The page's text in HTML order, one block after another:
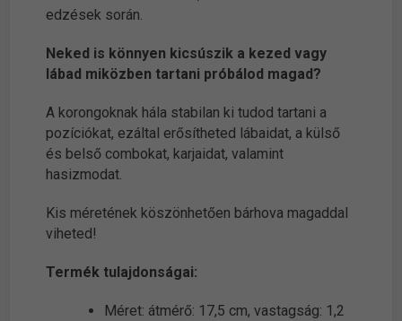
edzések során.
Neked is könnyen kicsúszik a kezed vagy
lábad miközben tartani próbálod magad?
A korongoknak hála stabilan ki tudod tartani a
pozíciókat, ezáltal erősítheted lábaidat, a külső
és belső combokat, karjaidat, valamint
hasizmodat.
Kis méretének köszönhetően bárhova magaddal
viheted!
Termék tulajdonságai:
Méret: átmérő: 17,5 cm, vastagság: 1,2